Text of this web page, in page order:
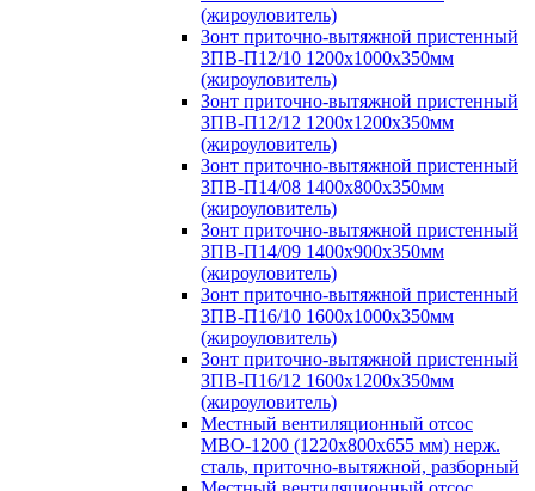
(жироуловитель)
Зонт приточно-вытяжной пристенный
ЗПВ-П12/10 1200х1000х350мм
(жироуловитель)
Зонт приточно-вытяжной пристенный
ЗПВ-П12/12 1200х1200х350мм
(жироуловитель)
Зонт приточно-вытяжной пристенный
ЗПВ-П14/08 1400х800х350мм
(жироуловитель)
Зонт приточно-вытяжной пристенный
ЗПВ-П14/09 1400х900х350мм
(жироуловитель)
Зонт приточно-вытяжной пристенный
ЗПВ-П16/10 1600х1000х350мм
(жироуловитель)
Зонт приточно-вытяжной пристенный
ЗПВ-П16/12 1600х1200х350мм
(жироуловитель)
Местный вентиляционный отсос
МВО-1200 (1220х800х655 мм) нерж.
сталь, приточно-вытяжной, разборный